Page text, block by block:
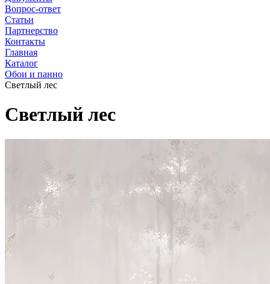
Вопрос-ответ
Статьи
Партнерство
Контакты
Главная
Каталог
Обои и панно
Светлый лес
Светлый лес